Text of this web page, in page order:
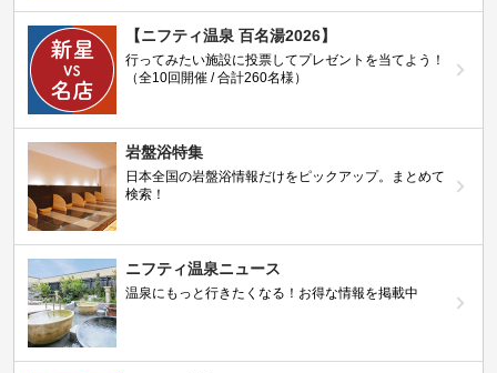
【ニフティ温泉 百名湯2026】
行ってみたい施設に投票してプレゼントを当てよう！
（全10回開催 / 合計260名様）
岩盤浴特集
日本全国の岩盤浴情報だけをピックアップ。まとめて
検索！
ニフティ温泉ニュース
温泉にもっと行きたくなる！お得な情報を掲載中